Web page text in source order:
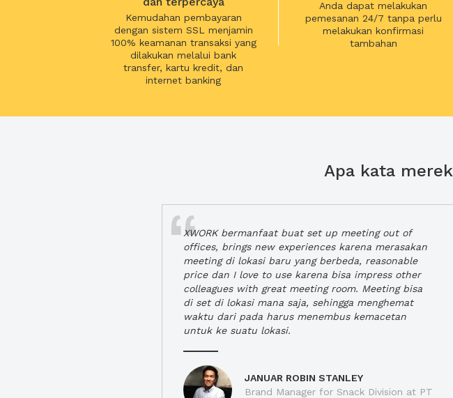
Kemudahan pembayaran
dengan sistem SSL menjamin
100% keamanan transaksi yang
dilakukan melalui bank
transfer, kartu kredit, dan
internet banking
Anda dapat melakukan
pemesanan 24/7 tanpa perlu
melakukan konfirmasi
tambahan
Apa kata
XWORK bermanfaat buat set up meeting out of
offices, brings new experiences karena merasakan
meeting di lokasi baru yang berbeda, reasonable
price dan I love to use karena bisa impress other
colleagues with great meeting room. Meeting bisa
di set di lokasi mana saja, sehingga menghemat
waktu dari pada harus menembus kemacetan
untuk ke suatu lokasi.
JANUAR ROBIN STANLEY
Brand Manager for Snack Division at PT